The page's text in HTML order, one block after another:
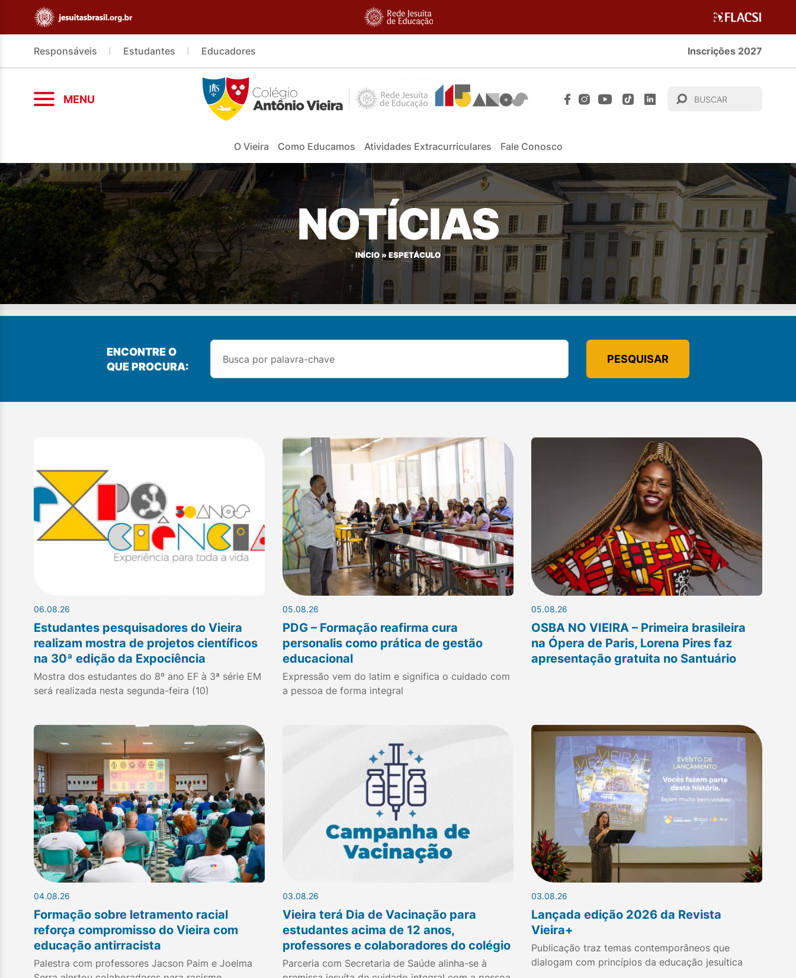
Responsáveis Estudantes Educadores Inscrições 2027
MENU
O Vieira Como Educamos Atividades Extracurriculares Fale Conosco
NOTÍCIAS
INÍCIO » ESPETÁCULO
ENCONTRE O
QUE PROCURA:
PESQUISAR
06.08.26
Estudantes pesquisadores do Vieira
realizam mostra de projetos científicos
na 30ª edição da Expociência
Mostra dos estudantes do 8º ano EF à 3ª série EM
será realizada nesta segunda-feira (10)
05.08.26
PDG – Formação reafirma cura
personalis como prática de gestão
educacional
Expressão vem do latim e significa o cuidado com
a pessoa de forma integral
05.08.26
OSBA NO VIEIRA – Primeira brasileira
na Ópera de Paris, Lorena Pires faz
apresentação gratuita no Santuário
04.08.26
Formação sobre letramento racial
reforça compromisso do Vieira com
educação antirracista
Palestra com professores Jacson Paim e Joelma
03.08.26
Vieira terá Dia de Vacinação para
estudantes acima de 12 anos,
professores e colaboradores do colégio
Parceria com Secretaria de Saúde alinha-se à
03.08.26
Lançada edição 2026 da Revista
Vieira+
Publicação traz temas contemporâneos que
dialogam com princípios da educação jesuítica